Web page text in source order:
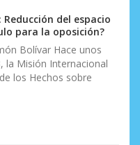
del espacio
para la oposición?
Bolívar Hace unos
la Misión Internacional
los Hechos sobre